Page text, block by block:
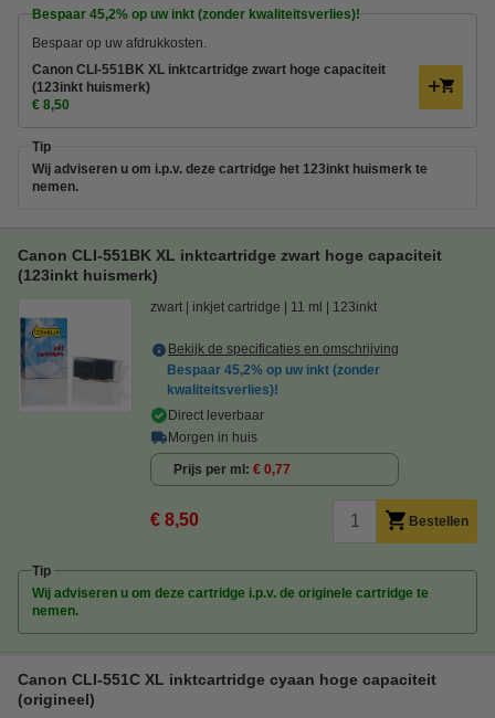
Bespaar 45,2% op uw inkt (zonder kwaliteitsverlies)!
Bespaar op uw afdrukkosten.
Canon CLI-551BK XL inktcartridge zwart hoge capaciteit
(123inkt huismerk)
€ 8,50
Tip
Wij adviseren u om i.p.v. deze cartridge het 123inkt huismerk te
nemen.
Canon CLI-551BK XL inktcartridge zwart hoge capaciteit
(123inkt huismerk)
zwart inkjet cartridge 11 ml 123inkt
Bekijk de specificaties en omschrijving
Bespaar 45,2% op uw inkt (zonder
kwaliteitsverlies)!
Direct leverbaar
Morgen in huis
Prijs per ml € 0,77
€ 8,50 Bestellen
Tip
Wij adviseren u om deze cartridge i.p.v. de originele cartridge te
nemen.
Canon CLI-551C XL inktcartridge cyaan hoge capaciteit
(origineel)